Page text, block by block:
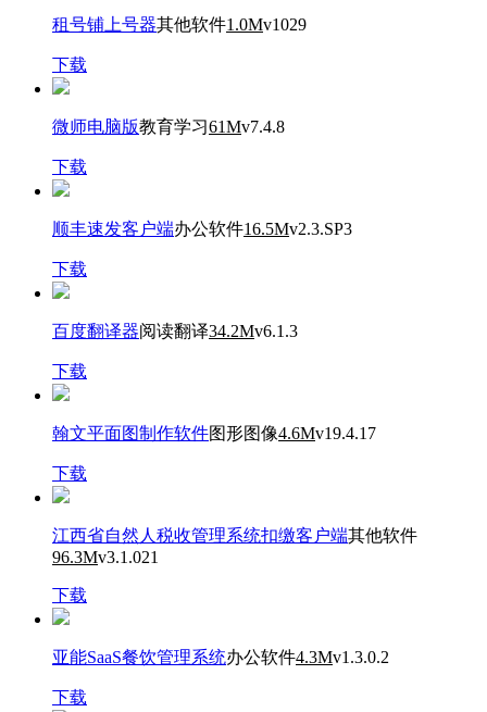
租号铺上号器其他软件1.0Mv1029
下载
微师电脑版教育学习61Mv7.4.8
下载
顺丰速发客户端办公软件16.5Mv2.3.SP3
下载
百度翻译器阅读翻译34.2Mv6.1.3
下载
翰文平面图制作软件图形图像4.6Mv19.4.17
下载
江西省自然人税收管理系统扣缴客户端其他软件
96.3Mv3.1.021
下载
亚能SaaS餐饮管理系统办公软件4.3Mv1.3.0.2
下载